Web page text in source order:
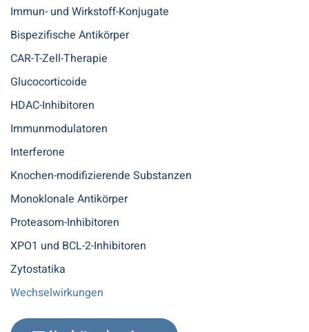
Immun- und Wirkstoff-Konjugate
Bispezifische Antikörper
CAR-T-Zell-Therapie
Glucocorticoide
HDAC-Inhibitoren
Immunmodulatoren
Interferone
Knochen-modifizierende Substanzen
Monoklonale Antikörper
Proteasom-Inhibitoren
XPO1 und BCL-2-Inhibitoren
Zytostatika
Wechselwirkungen